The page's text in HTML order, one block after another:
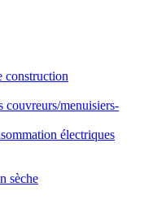
construction
couvreurs/menuisiers-
électriques
sèche